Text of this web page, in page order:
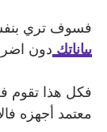
فسوف تري
بياناتك دون
فكل هذا تقوم
معتمد أجهزه